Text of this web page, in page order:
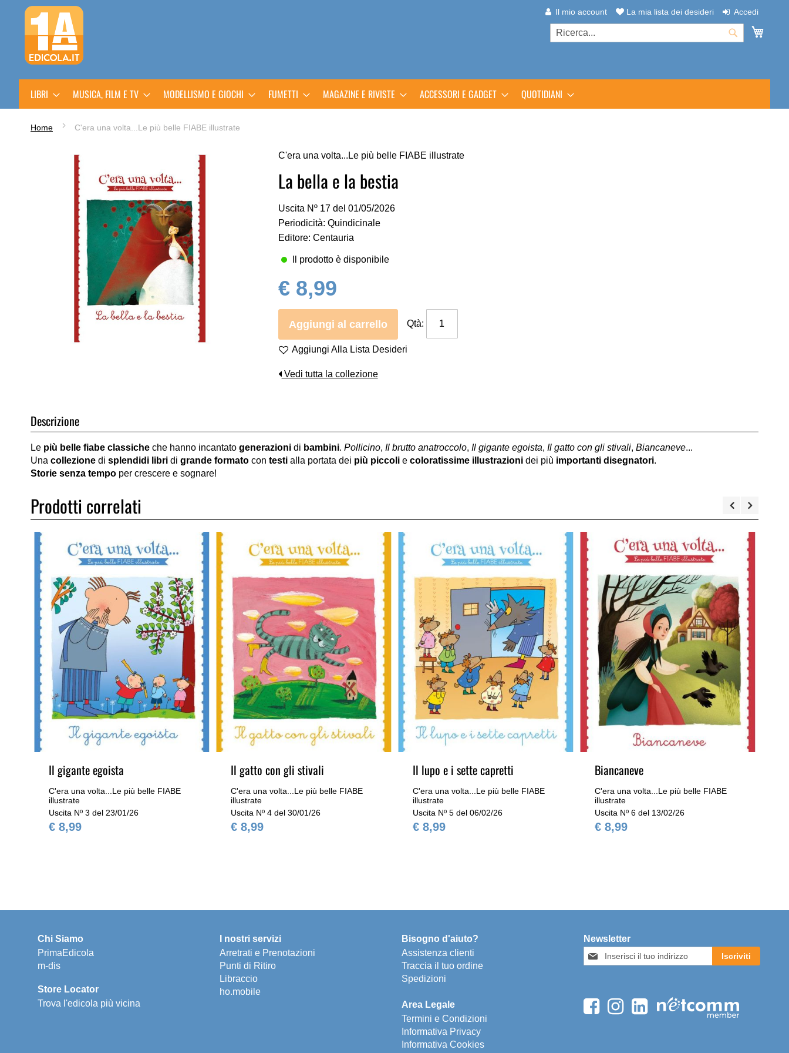
Salta
al
contenuto
Il mio account La mia lista dei desideri Accedi
Cerca
LIBRI MUSICA, FILM E TV MODELLISMO E GIOCHI FUMETTI MAGAZINE E RIVISTE ACCESSORI E GADGET QUOTIDIANI
Home C'era una volta...Le più belle FIABE illustrate
di
immagini
C'era una volta...Le più belle FIABE illustrate
La bella e la bestia
Uscita Nº 17 del 01/05/2026
Periodicità: Quindicinale
Editore: Centauria
Il prodotto è disponibile
€ 8,99
Aggiungi al carrello Qtà:
Aggiungi Alla Lista Desideri
Vedi tutta la collezione
Descrizione
Le più belle fiabe classiche che hanno incantato generazioni di bambini. Pollicino, Il brutto anatroccolo, Il gigante egoista, Il gatto con gli stivali, Biancaneve...
Una collezione di splendidi libri di grande formato con testi alla portata dei più piccoli e coloratissime illustrazioni dei più importanti disegnatori.
Storie senza tempo per crescere e sognare!
Prodotti correlati
Il gigante egoista
C'era una volta...Le più belle FIABE
illustrate
Uscita Nº 3 del 23/01/26
€ 8,99
Il gatto con gli stivali
C'era una volta...Le più belle FIABE
illustrate
Uscita Nº 4 del 30/01/26
€ 8,99
Il lupo e i sette capretti
C'era una volta...Le più belle FIABE
illustrate
Uscita Nº 5 del 06/02/26
€ 8,99
Biancaneve
C'era una volta...Le più belle FIABE
illustrate
Uscita Nº 6 del 13/02/26
€ 8,99
Chi Siamo
PrimaEdicola
m-dis
Store Locator
Trova l'edicola più vicina
I nostri servizi
Arretrati e Prenotazioni
Punti di Ritiro
Libraccio
ho.mobile
Bisogno d'aiuto?
Assistenza clienti
Traccia il tuo ordine
Spedizioni
Area Legale
Termini e Condizioni
Informativa Privacy
Informativa Cookies
Newsletter
Iscriviti
alla
Iscriviti